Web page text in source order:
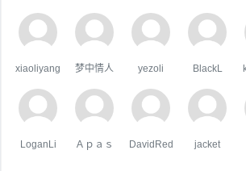
xiaoliyang 梦中情人 yezoli BlackL
LoganLi Ａｐａｓ DavidRed jacket